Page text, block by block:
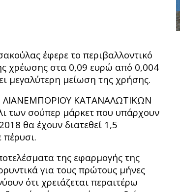
έφερε το περιβαλλοντικό
χρέωσης στα 0,09 ευρώ από 0,004
μεγαλύτερη μείωση της χρήσης.
ΛΙΑΝΕΜΠΟΡΙΟΥ ΚΑΤΑΝΑΛΩΤΙΚΩΝ
των σούπερ μάρκετ που υπάρχουν
θα έχουν διατεθεί 1,5
πέρυσι.
της εφαρμογής της
για τους πρώτους μήνες
ότι χρειάζεται περαιτέρω